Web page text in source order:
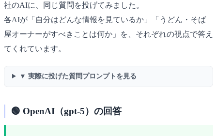
社のAIに、同じ質問を投げてみました。
各AIが「自分はどんな情報を見ているか」「うどん・そば
屋オーナーがすべきことは何か」を、それぞれの視点で答え
てくれています。
▼ 実際に投げた質問プロンプトを見る
🟢 OpenAI（gpt-5）の回答